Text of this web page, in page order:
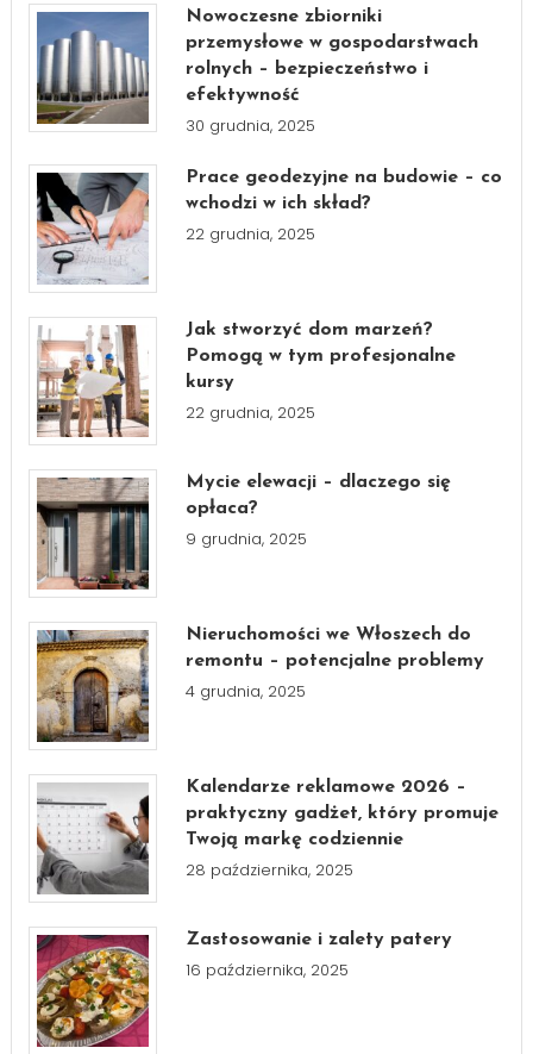
Nowoczesne zbiorniki
przemysłowe w gospodarstwach
rolnych – bezpieczeństwo i
efektywność
30 grudnia, 2025
Prace geodezyjne na budowie – co
wchodzi w ich skład?
22 grudnia, 2025
Jak stworzyć dom marzeń?
Pomogą w tym profesjonalne
kursy
22 grudnia, 2025
Mycie elewacji – dlaczego się
opłaca?
9 grudnia, 2025
Nieruchomości we Włoszech do
remontu – potencjalne problemy
4 grudnia, 2025
Kalendarze reklamowe 2026 –
praktyczny gadżet, który promuje
Twoją markę codziennie
28 października, 2025
Zastosowanie i zalety patery
16 października, 2025